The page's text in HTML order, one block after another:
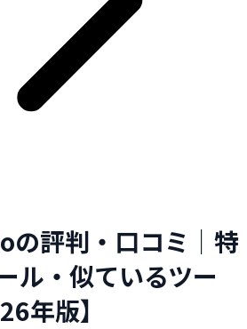
評判・口コミ｜特
ル・似ているツー
年版】